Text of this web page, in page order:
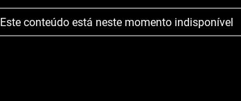
Este conteúdo está neste momento indisponível